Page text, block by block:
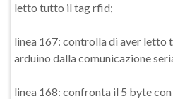
letto tutto il tag rfid;
linea 167: controlla di aver
arduino dalla comunicazione
linea 168: confronta il 5 byte